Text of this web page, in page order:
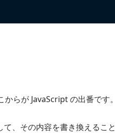
らが JavaScript の出番です。
、その内容を書き換えること